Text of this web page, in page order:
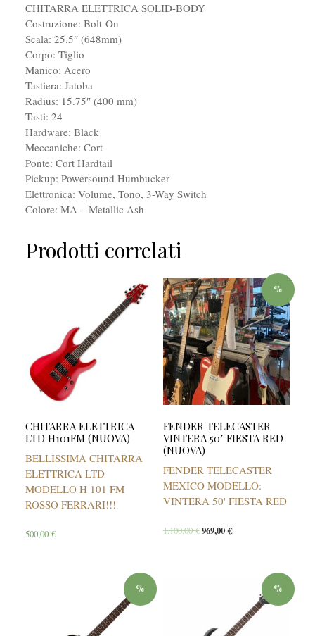
CHITARRA ELETTRICA SOLID-BODY
Costruzione: Bolt-On
Scala: 25.5″ (648mm)
Corpo: Tiglio
Manico: Acero
Tastiera: Jatoba
Radius: 15.75″ (400 mm)
Tasti: 24
Hardware: Black
Meccaniche: Cort
Ponte: Cort Hardtail
Pickup: Powersound Humbucker
Elettronica: Volume, Tono, 3-Way Switch
Colore: MA – Metallic Ash
Prodotti correlati
CHITARRA ELETTRICA
LTD H101FM (NUOVA)
BELLISSIMA CHITARRA
ELETTRICA LTD
MODELLO H 101 FM
ROSSO FERRARI!!!
500,00 €
%
FENDER TELECASTER
VINTERA 50′ FIESTA RED
(NUOVA)
FENDER TELECASTER
MEXICO MODELLO:
VINTERA 50' FIESTA RED
1.100,00€969,00€
% %